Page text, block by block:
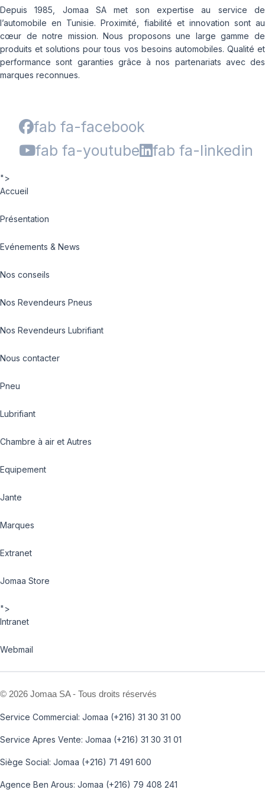
Depuis 1985, Jomaa SA met son expertise au service de
l’automobile en Tunisie. Proximité, fiabilité et innovation sont au
cœur de notre mission. Nous proposons une large gamme de
produits et solutions pour tous vos besoins automobiles. Qualité et
performance sont garanties grâce à nos partenariats avec des
marques reconnues.
fab fa-facebook
fab fa-youtube
fab fa-linkedin
">
Accueil
Présentation
Evénements & News
Nos conseils
Nos Revendeurs Pneus
Nos Revendeurs Lubrifiant
Nous contacter
Pneu
Lubrifiant
Chambre à air et Autres
Equipement
Jante
Marques
Extranet
Jomaa Store
">
Intranet
Webmail
© 2026 Jomaa SA - Tous droits réservés
Service Commercial: Jomaa (+216) 31 30 31 00
Service Apres Vente: Jomaa (+216) 31 30 31 01
Siège Social: Jomaa (+216) 71 491 600
Agence Ben Arous: Jomaa (+216) 79 408 241